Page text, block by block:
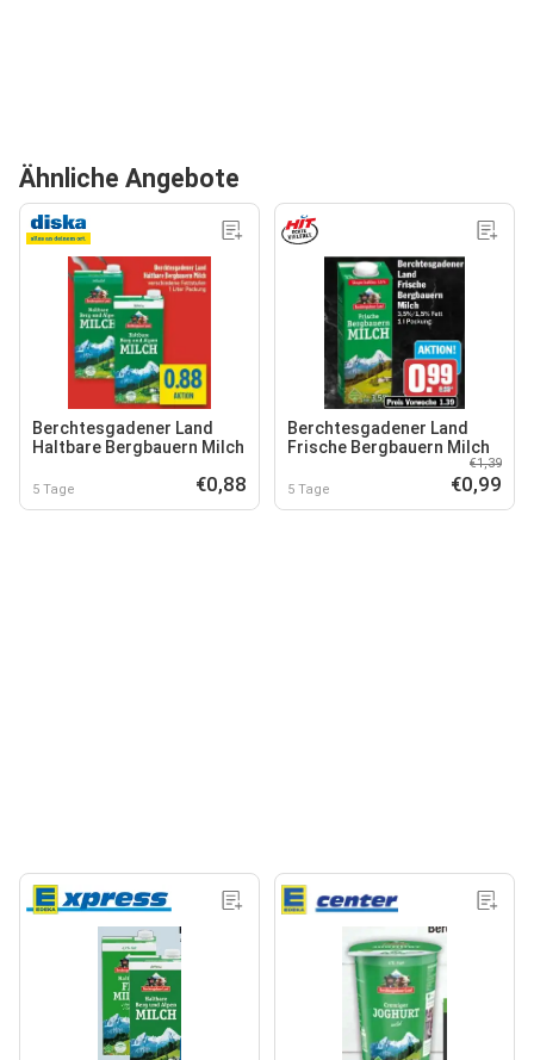
Ähnliche Angebote
Berchtesgadener Land
Haltbare Bergbauern Milch
5 Tage €0,88
Berchtesgadener Land
Frische Bergbauern Milch
5 Tage
€1,39
€0,99